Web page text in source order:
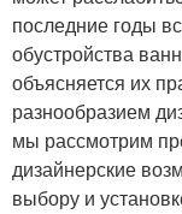
последние годы
обустройства
объясняется их
разнообразием
мы рассмотрим
дизайнерские
выбору и